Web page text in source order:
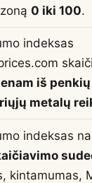
0 iki 100.
indeksas
iš
metalų
indeksas
kintamumas,